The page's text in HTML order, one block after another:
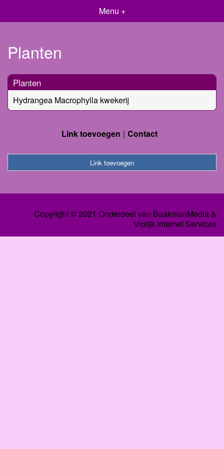
Menu +
Planten
Planten
Hydrangea Macrophylla kwekerij
Link toevoegen Contact
Link toevoegen
Copyright © 2021 Onderdeel van BaakmanMedia &
Vrolijk Internet Services